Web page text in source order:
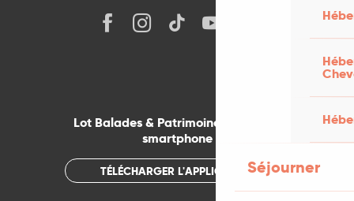
Séjourner
Lot Balades & Patrimoines sur votre
smartphone
TÉLÉCHARGER L'APPLICATION